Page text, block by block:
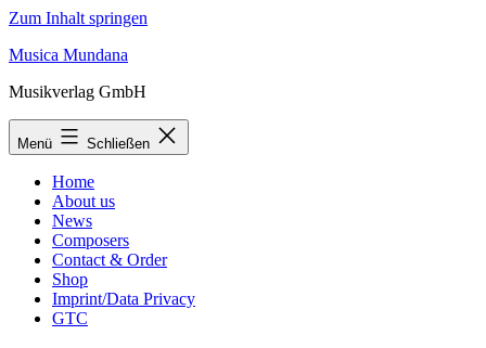
Zum Inhalt springen
Musica Mundana
Musikverlag GmbH
Menü Schließen
Home
About us
News
Composers
Contact & Order
Shop
Imprint/Data Privacy
GTC